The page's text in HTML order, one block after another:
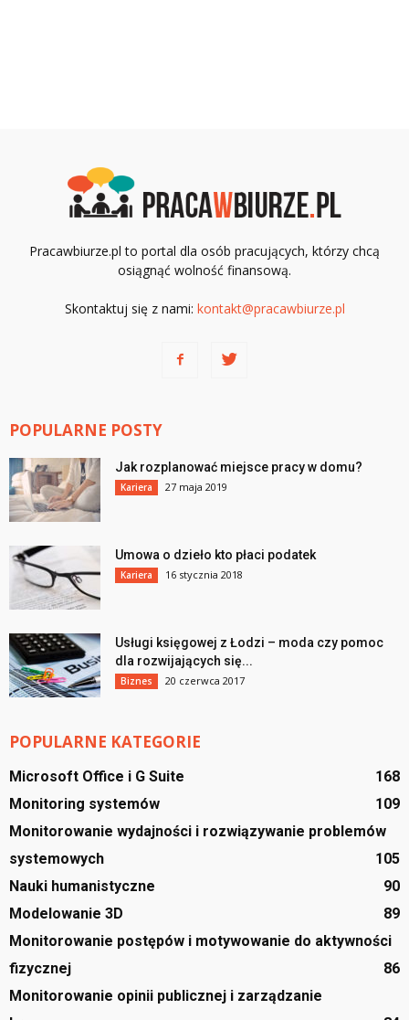
Pracawbiurze.pl to portal dla osób pracujących, którzy chcą
osiągnąć wolność finansową.
Skontaktuj się z nami: kontakt@pracawbiurze.pl
POPULARNE POSTY
Jak rozplanować miejsce pracy w domu?
Kariera 27 maja 2019
Umowa o dzieło kto płaci podatek
Kariera 16 stycznia 2018
Usługi księgowej z Łodzi – moda czy pomoc
dla rozwijających się...
Biznes 20 czerwca 2017
POPULARNE KATEGORIE
Microsoft Office i G Suite
168
Monitoring systemów
109
Monitorowanie wydajności i rozwiązywanie problemów
systemowych
105
Nauki humanistyczne
90
Modelowanie 3D
89
Monitorowanie postępów i motywowanie do aktywności
fizycznej
86
Monitorowanie opinii publicznej i zarządzanie